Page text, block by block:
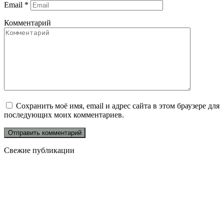
Email *
Комментарий
Сохранить моё имя, email и адрес сайта в этом браузере для
последующих моих комментариев.
Свежие публикации